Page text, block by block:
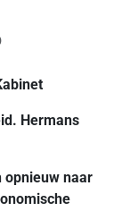
Hermans
opnieuw naar